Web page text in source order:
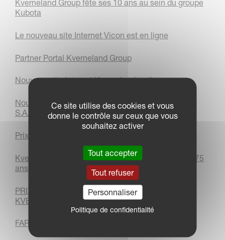
Kverneland Group fête ses 10 ans au sein du groupe
Kubota
Le nouveau site Internet Vicon est en ligne
Partner Portal Kverneland Group
Nouveau site Internet Kverneland en ligne
Nouveaux locaux pour Kverneland Group France
S.A.S
Prix de l'entreprise de l'année - Pays-Bas 2021
Kverneland Group Les Landes-Genusson célèbre 75
ans d'innovations et d'excellence
PRIX DE L'EFFICACITÉ NRW 2021 POUR
KVERNELAND GROUP SOEST GMBH
FARM MACHINE 2022: VOTEZ POUR NOUS !
Ce site utilise des cookies et vous
donne le contrôle sur ceux que vous
souhaitez activer
Tout accepter
Tout refuser
Personnaliser
Politique de confidentialité